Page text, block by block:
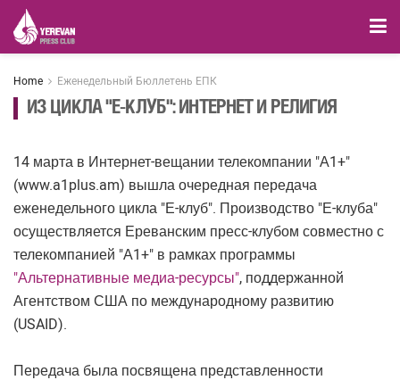
Home Еженедельный Бюллетень ЕПК
ИЗ ЦИКЛА "Е-КЛУБ": ИНТЕРНЕТ И РЕЛИГИЯ
14 марта в Интернет-вещании телекомпании "А1+"
(www.a1plus.am) вышла очередная передача
еженедельного цикла "Е-клуб". Производство "Е-клуба"
осуществляется Ереванским пресс-клубом совместно с
телекомпанией "А1+" в рамках программы
"Альтернативные медиа-ресурсы", поддержанной
Агентством США по международному развитию
(USAID).
Передача была посвящена представленности